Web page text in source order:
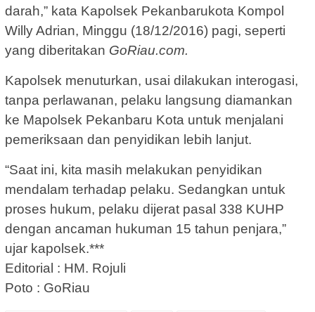
darah,” kata Kapolsek Pekanbarukota Kompol
Willy Adrian, Minggu (18/12/2016) pagi, seperti
yang diberitakan GoRiau.com.
Kapolsek menuturkan, usai dilakukan interogasi,
tanpa perlawanan, pelaku langsung diamankan
ke Mapolsek Pekanbaru Kota untuk menjalani
pemeriksaan dan penyidikan lebih lanjut.
“Saat ini, kita masih melakukan penyidikan
mendalam terhadap pelaku. Sedangkan untuk
proses hukum, pelaku dijerat pasal 338 KUHP
dengan ancaman hukuman 15 tahun penjara,”
ujar kapolsek.***
Editorial : HM. Rojuli
Poto : GoRiau